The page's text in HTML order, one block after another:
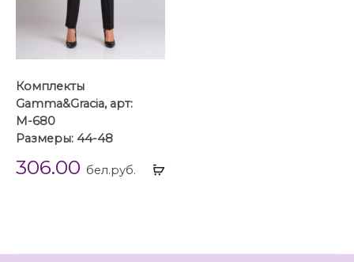
Выбрать
Комплекты
Gamma&Gracia, арт:
М-680
Размеры: 44-48
306.00 бел.руб.